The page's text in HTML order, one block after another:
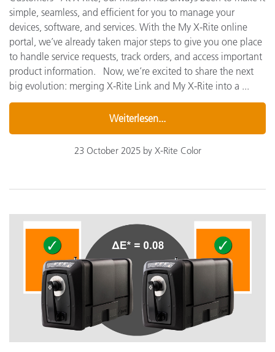
simple, seamless, and efficient for you to manage your
devices, software, and services. With the My X-Rite online
portal, we’ve already taken major steps to give you one place
to handle service requests, track orders, and access important
product information. Now, we’re excited to share the next
big evolution: merging X-Rite Link and My X-Rite into a ...
Weiterlesen...
23 October 2025 by X-Rite Color